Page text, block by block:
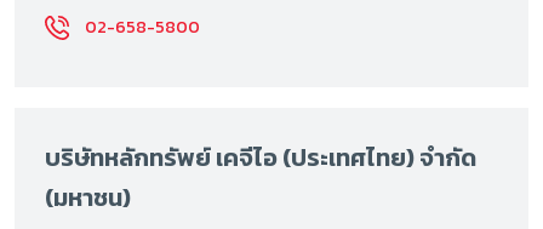
02-658-5800
บริษัทหลักทรัพย์ เคจีไอ (ประเทศไทย) จำกัด
(มหาชน)